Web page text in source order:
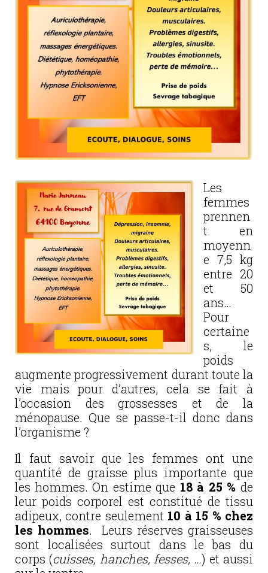
Les
femmes
prennen
t en
moyenn
e 7,5 kg
entre 20
et 50
ans…
Pour
certaine
s, le
poids
augmente progressivement durant toute la
vie mais pour d’autres, cela se fait à
l’occasion des grossesses et de la
ménopause. Que se passe-t-il donc dans
l’organisme ?
Il faut savoir que les femmes ont une
quantité de graisse plus importante que
les hommes. On estime que 18 à 25 %de
leur poids corporel est constitué de tissu
adipeux, contre seulement 10 à 15 % chez
les hommes. Leurs réserves graisseuses
sont localisées surtout dans le bas du
corps (cuisses, hanches, fesses, …) et aussi